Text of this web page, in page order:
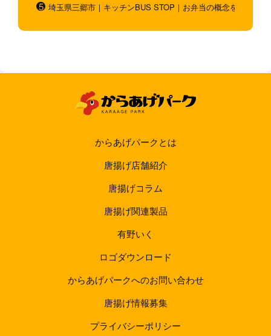
埼玉県三郷市｜キッチンBUS STOP｜お弁当の概念を超越！
からあげパークとは
唐揚げ店舗紹介
唐揚げコラム
唐揚げ関連製品
有野いく
ロゴダウンロード
からあげパークへのお問い合わせ
唐揚げ情報募集
プライバシーポリシー